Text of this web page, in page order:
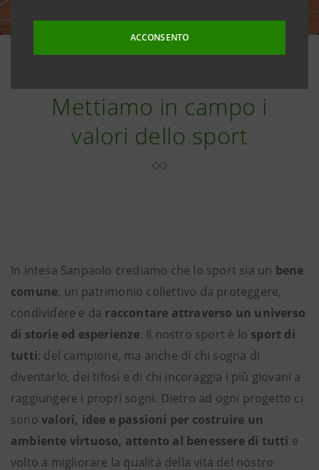
ACCONSENTO
Mettiamo in campo i
valori dello sport
In Intesa Sanpaolo crediamo che lo sport sia un bene
comune, un patrimonio collettivo da proteggere,
condividere e da raccontare attraverso un universo
di storie ed esperienze. Il nostro sport è lo sport di
tutti: del campione, ma anche di chi sogna di
diventarlo, dei tifosi e di chi incoraggia i più giovani a
raggiungere i propri sogni. Dietro ad ogni progetto ci
sono valori, idee e passioni per costruire un
ambiente virtuoso, attento al benessere di tutti e
volto a migliorare la qualità della vita del nostro